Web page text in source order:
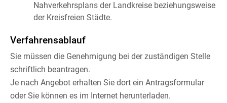
Nahverkehrsplans der Landkreise beziehungsweise
der Kreisfreien Städte.
Verfahrensablauf
Sie müssen die Genehmigung bei der zuständigen Stelle
schriftlich beantragen.
Je nach Angebot erhalten Sie dort ein Antragsformular
oder Sie können es im Internet herunterladen.